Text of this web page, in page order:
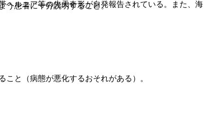
ヘルニア等の先天奇形が自発報告されている。また、海
う患者に十分説明すること。
と（病態が悪化するおそれがある）。